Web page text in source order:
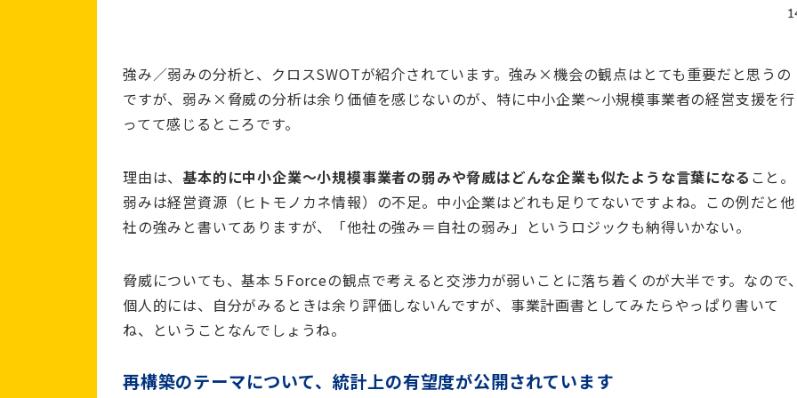
強み／弱みの分析と、クロスSWOTが紹介されています。強み×機会の観点はとても重要だと思うの
ですが、弱み×脅威の分析は余り価値を感じないのが、特に中小企業～小規模事業者の経営支援を行
ってて感じるところです。
理由は、基本的に中小企業～小規模事業者の弱みや脅威はどんな企業も似たような言葉になる こと。
弱みは経営資源（ヒトモノカネ情報）の不足。中小企業はどれも足りてないですよね。この例だと他
社の強みと書いてありますが、「他社の強み＝自社の弱み」というロジックも納得いかない。
脅威についても、基本５Forceの観点で考えると交渉力が弱いことに落ち着くのが大半です。なので
個人的には、自分がみるときは余り評価しないんですが、事業計画書としてみたらやっぱり書いて
ね、ということなんでしょうね。
再構築のテーマについて、統計上の有望度が公開されています